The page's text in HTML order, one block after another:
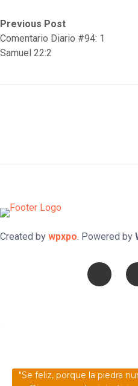
Post
navigation
Previous Post
Previous
post:
Comentario Diario #94: 1
Samuel 22:2
Next
post:
Created by wpxpo. Powered by
"Se feliz, porque la piedra